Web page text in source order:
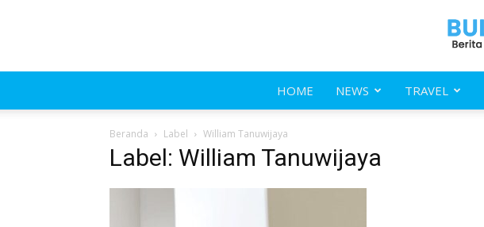
HOME NEWS TRAVEL
Beranda Label William Tanuwijaya
Label: William Tanuwijaya